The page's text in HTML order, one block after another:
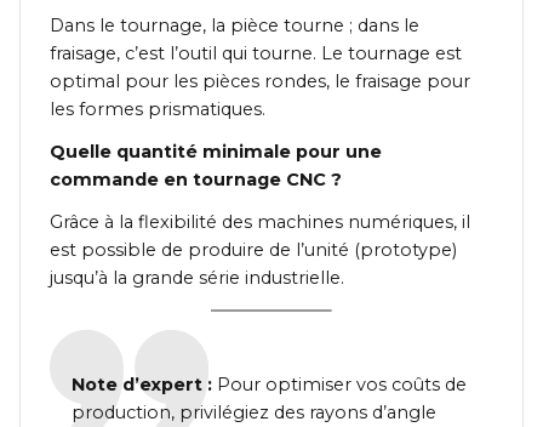
Dans le tournage, la pièce tourne ; dans le
fraisage, c’est l’outil qui tourne. Le tournage est
optimal pour les pièces rondes, le fraisage pour
les formes prismatiques.
Quelle quantité minimale pour une
commande en tournage CNC ?
Grâce à la flexibilité des machines numériques, il
est possible de produire de l’unité (prototype)
jusqu’à la grande série industrielle.
Note d’expert :Pour optimiser vos coûts de
production, privilégiez des rayons d’angle